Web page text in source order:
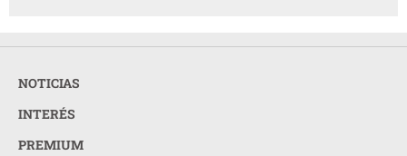
NOTICIAS
INTERÉS
PREMIUM